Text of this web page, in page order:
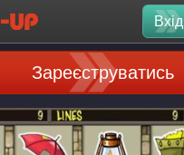
Вхід
Зареєструватись